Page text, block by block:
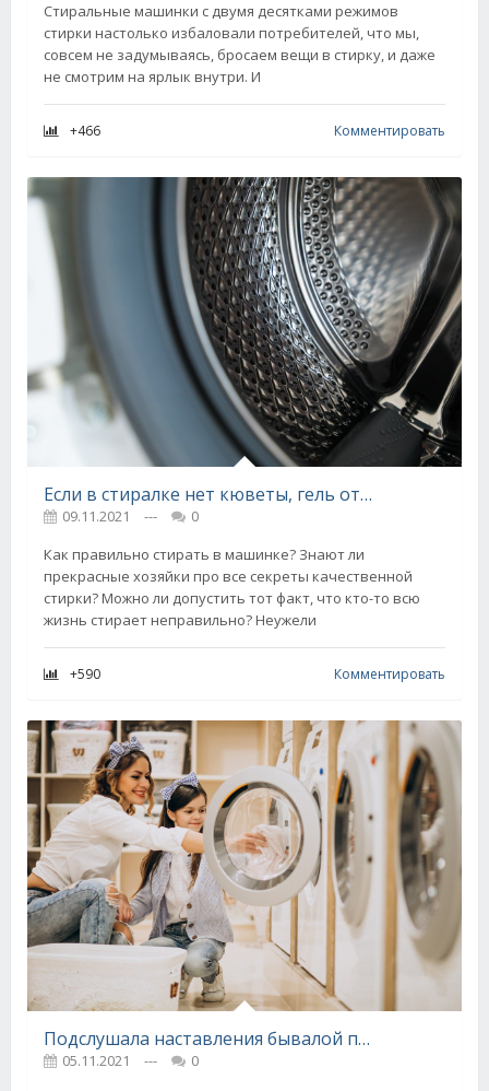
Стиральные машинки с двумя десятками режимов
стирки настолько избаловали потребителей, что мы,
совсем не задумываясь, бросаем вещи в стирку, и даже
не смотрим на ярлык внутри. И
+466 Комментировать
Если в стиралке нет кюветы, гель отправляется сразу в слив, вся стирка коту под хвост
09.11.2021 ---
0
Как правильно стирать в машинке? Знают ли
прекрасные хозяйки про все секреты качественной
стирки? Можно ли допустить тот факт, что кто-то всю
жизнь стирает неправильно? Неужели
+590 Комментировать
Подслушала наставления бывалой прачки, как сохранить любые вещи белыми при стирке
05.11.2021 ---
0